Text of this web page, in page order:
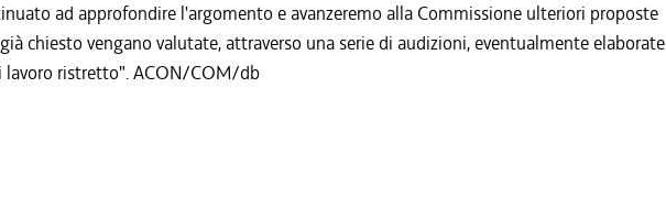
ad approfondire l'argomento e avanzeremo alla Commissione ulteriori proposte
chiesto vengano valutate, attraverso una serie di audizioni, eventualmente elaborate
ristretto". ACON/COM/db